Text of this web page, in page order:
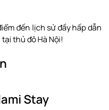
đến lịch sử đầy hấp dẫn
thủ đô Hà Nội!
Stay